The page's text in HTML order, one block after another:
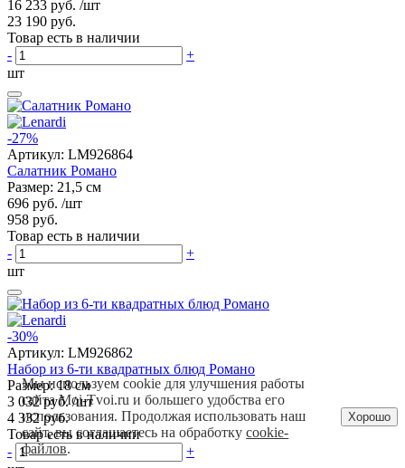
16 233 руб. /шт
23 190 руб.
Товар есть в наличии
-
+
шт
-27%
Артикул: LM926864
Салатник Романо
Размер: 21,5 см
696 руб. /шт
958 руб.
Товар есть в наличии
-
+
шт
-30%
Артикул: LM926862
Набор из 6-ти квадратных блюд Романо
Размер: 18 см
3 032 руб. /шт
4 332 руб.
Товар есть в наличии
-
+
Мы используем cookie для улучшения работы
сайта Moi-Tvoi.ru и большего удобства его
использования. Продолжая использовать наш
сайт, вы соглашаетесь на обработкуcookie-
файлов.
Хорошо